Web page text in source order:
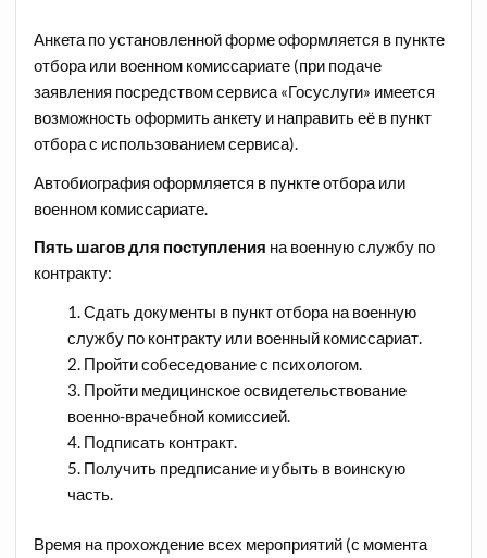
Анкета по установленной форме оформляется в пункте
отбора или военном комиссариате (при подаче
заявления посредством сервиса «Госуслуги» имеется
возможность оформить анкету и направить её в пункт
отбора с использованием сервиса).
Автобиография оформляется в пункте отбора или
военном комиссариате.
Пять шаговдля поступления на военную службу по
контракту:
Сдать документы в пункт отбора на военную
службу по контракту или военный комиссариат.
Пройти собеседование с психологом.
Пройти медицинское освидетельствование
военно-врачебной комиссией.
Подписать контракт.
Получить предписание и убыть в воинскую
часть.
Время на прохождение всех мероприятий (с момента